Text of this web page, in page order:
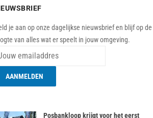
je aan op onze dagelijkse nieuwsbrief en blijf op de
van alles wat er speelt in jouw omgeving.
Posbankloop krijgt voor het eerst